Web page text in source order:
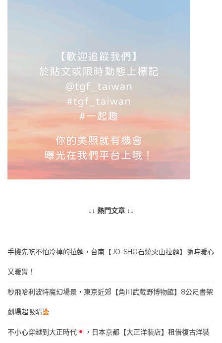
↓↓ 熱門文章 ↓↓
手機先吃不怕冷掉的拉麵，台南【JO-SHO石燒火山拉麵】隨時暖心
又暖胃！
秒飛哈利波特魔幻場景，東京近郊【角川武蔵野博物館】8公尺書架
劇場超吸睛
不小心穿越到大正時代 ，日本京都【大正洋裝店】租借復古洋裝